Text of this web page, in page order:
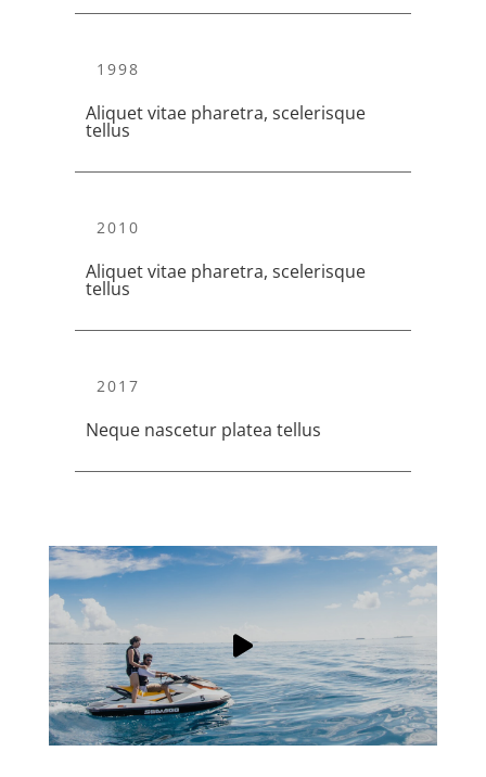
1998
Aliquet vitae pharetra, scelerisque
tellus
2010
Aliquet vitae pharetra, scelerisque
tellus
2017
Neque nascetur platea tellus